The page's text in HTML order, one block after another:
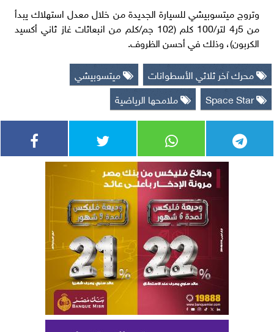
وتروج ميتسوبيشي للسيارة الجديدة من خلال معدل استهلاك يبدأ
من 5ر4 لتر/100 كلم (102 جم/كلم من انبعاثات غاز ثاني أكسيد
الكربون)، وذلك في أحسن الظروف.
محرك آخر ثلاثي الأسطوانات
ميتسوبيشي
Space Star
ملامحها الرياضية